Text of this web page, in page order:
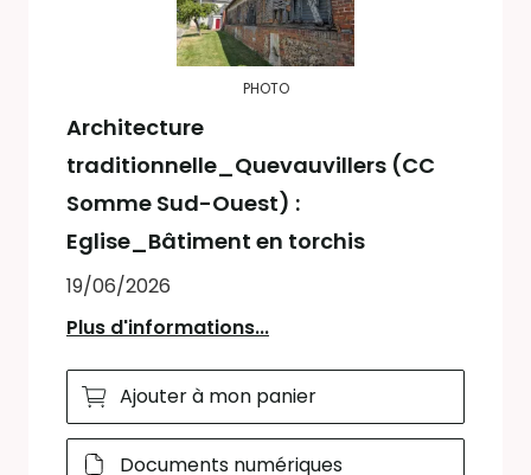
PHOTO
Architecture
traditionnelle_Quevauvillers (CC
Somme Sud-Ouest) :
Eglise_Bâtiment en torchis
19/06/2026
Plus d'informations...
Ajouter à mon panier
Documents numériques